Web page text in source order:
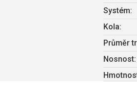
Systém:
Kola:
Průměr
Nosnost: